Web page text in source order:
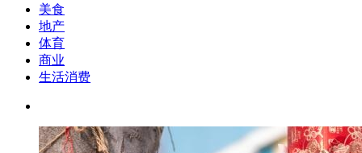
美食
地产
体育
商业
生活消费